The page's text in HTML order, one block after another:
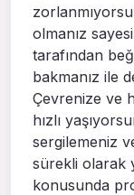
olmanız
tarafından
bakmanız ile
Çevrenize ve
hızlı
sergilemeniz
sürekli olarak
konusunda